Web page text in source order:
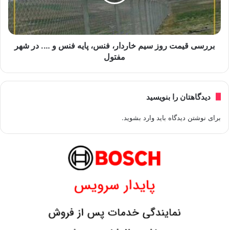
بررسی قیمت روز سیم خاردار، فنس، پایه فنس و …. در شهر
مفتول
دیدگاهتان را بنویسید
برای نوشتن دیدگاه باید وارد بشوید.